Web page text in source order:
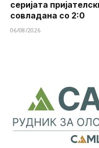
серијата
совладана со 2:0
06/08/2026